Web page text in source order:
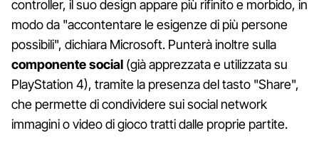
controller, il suo design appare più rifinito e morbido, in
modo da "accontentare le esigenze di più persone
possibili", dichiara Microsoft. Punterà inoltre sulla
componente social (già apprezzata e utilizzata su
PlayStation 4), tramite la presenza del tasto "Share",
che permette di condividere sui social network
immagini o video di gioco tratti dalle proprie partite.